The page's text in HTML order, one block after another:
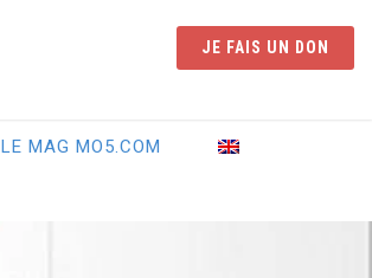
JE FAIS UN DON
LE MAG MO5.COM